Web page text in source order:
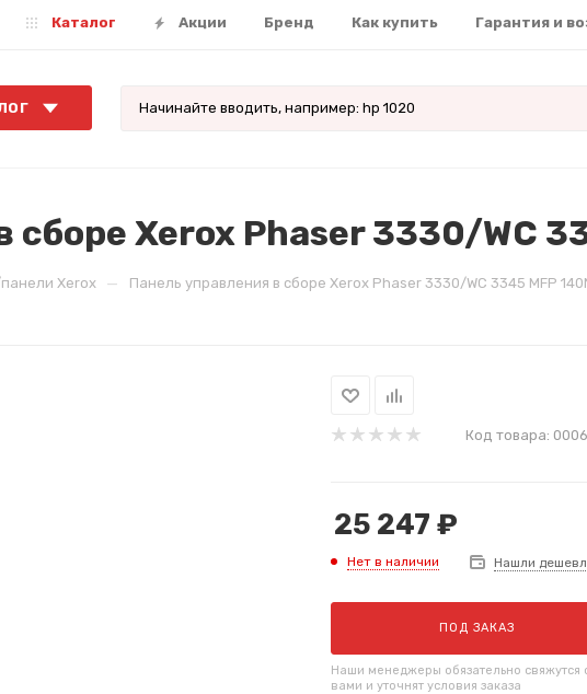
Каталог Акции Бренд Как купить Гарантия и
сборе Xerox Phaser 3330/WC
Xerox — Панель управления в сборе Xerox Phaser 3330/WC 3345 MFP
Код товара:
25 247 ₽
Нет в наличии Нашли
ПОД ЗАКАЗ
Наши менеджеры обязательно свяжутся
вами и уточнят условия заказа